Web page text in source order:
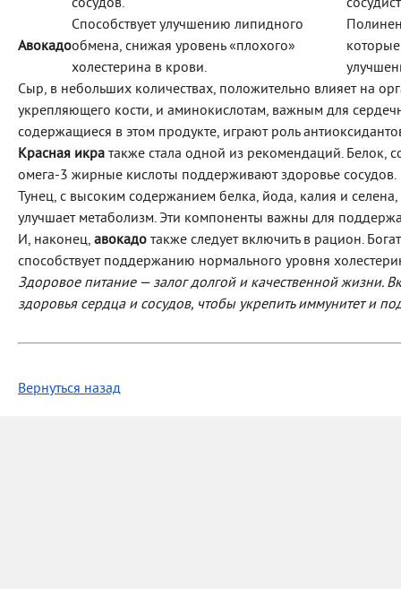
сосудов.
Авокадо
Способствует улучшению липидного
обмена, снижая уровень «плохого»
холестерина в крови.
Сыр, в небольших количествах, положительно влияет на
укрепляющего кости, и аминокислотам, важным для
содержащиеся в этом продукте, играют роль
Красная икра также стала одной из рекомендаций. Белок,
омега-3 жирные кислоты поддерживают здоровье сосудов.
Тунец, с высоким содержанием белка, йода, калия и
улучшает метаболизм. Эти компоненты важны для
И, наконец, авокадо также следует включить в рацион.
способствует поддержанию нормального уровня
Здоровое питание — залог долгой и качественной жизни.
здоровья сердца и сосудов, чтобы укрепить иммунитет и
Вернуться назад